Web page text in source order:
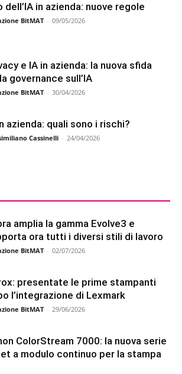
dell’IA in azienda: nuove regole
BitMAT - 09/05/2026
e IA in azienda: la nuova sfida
governance sull’IA
BitMAT - 30/04/2026
azienda: quali sono i rischi?
Cassinelli - 24/04/2026
amplia la gamma Evolve3 e
ora tutti i diversi stili di lavoro
BitMAT - 02/07/2026
presentate le prime stampanti
l’integrazione di Lexmark
BitMAT - 29/06/2026
ColorStream 7000: la nuova serie
a modulo continuo per la stampa